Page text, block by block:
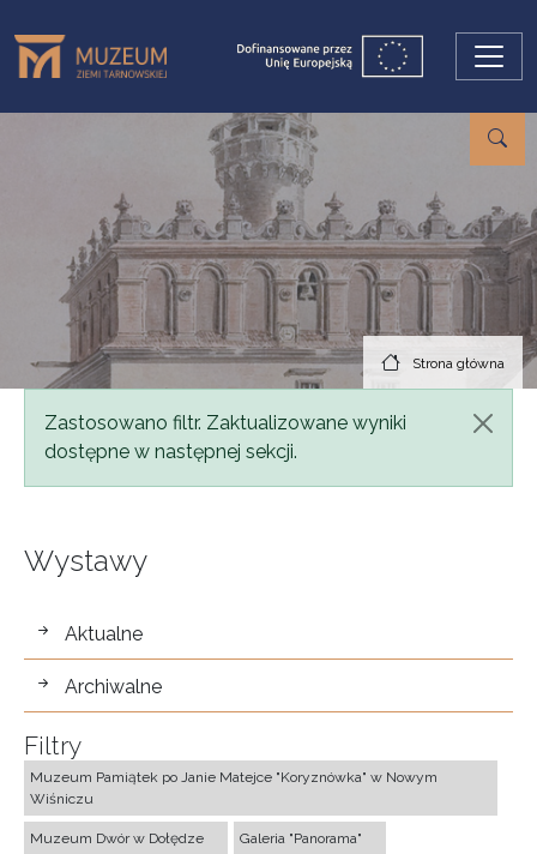
Strona główna
Komunikat
Zastosowano filtr. Zaktualizowane wyniki
dostępne w następnej sekcji.
Wystawy
wystawy
Aktualne
Archiwalne
Filtry
Muzeum Pamiątek po Janie Matejce "Koryznówka" w Nowym
Wiśniczu
Muzeum Dwór w Dołędze Galeria "Panorama"